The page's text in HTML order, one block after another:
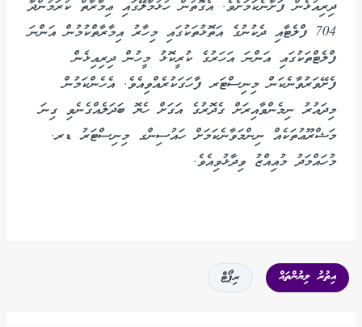
ދިރިއުޅެން ފަށާނެކަމަށެވެ. އެގޮތުން ހުޅުމާލޭގައި ޢިމާރާތް ކުރަމުންދާ
704 ފްލެޓާއި ދެކުނުގެ އަތޮޅުތަކުގައި މިހާރު އިމާރާތްކުމުން އަންނަ
ފްލެޓްތަކުގައި އަންނަ އަހަރުގެ ކުރީކޮޅު މީހުން ދިރިއިޅެން
ފެށޭވަރުވާނެކަން މިނިސްޓަރ ފާހަގަކުރެއްވިއެވެ. އެހެންކަމުން
މިދައުރު ނިމެންވާއިރަށް ގެދޮރުގެ އަގަށް ހެޔޮ ބަދަލެއްގެނެވި ގިނަ
މަޝްރޫޢުތަކެއް ނިންމަވާނެކަމަށް ހައުސިންގ މިނިސްޓަރު ޑރ.
މުހައްމަދު މުއިއްޒު ވިދާޅުވިއެވެ.
އިތުރު ލިޔުންތައް ރިޕޯޓް